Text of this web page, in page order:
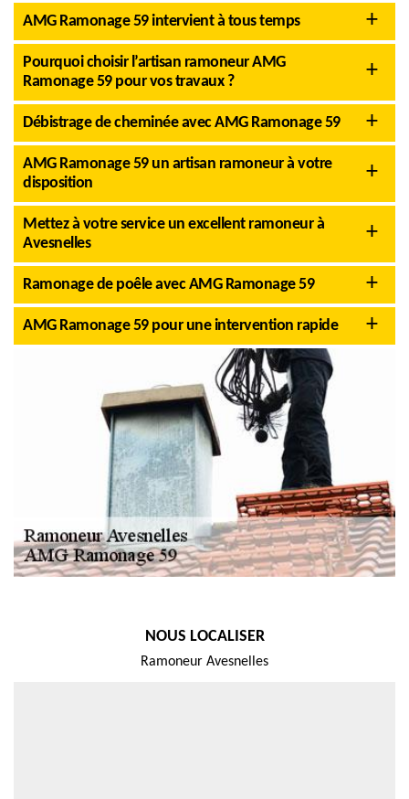
AMG Ramonage 59 intervient à tous temps
Pourquoi choisir l’artisan ramoneur AMG
Ramonage 59 pour vos travaux ?
Débistrage de cheminée avec AMG Ramonage 59
AMG Ramonage 59 un artisan ramoneur à votre
disposition
Mettez à votre service un excellent ramoneur à
Avesnelles
Ramonage de poêle avec AMG Ramonage 59
AMG Ramonage 59 pour une intervention rapide
NOUS LOCALISER
Ramoneur Avesnelles